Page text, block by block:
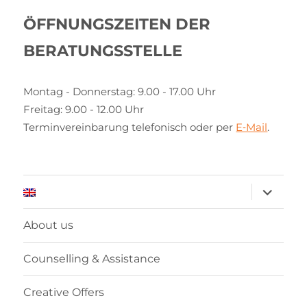
ÖFFNUNGSZEITEN DER
BERATUNGSSTELLE
Montag - Donnerstag: 9.00 - 17.00 Uhr
Freitag: 9.00 - 12.00 Uhr
Terminvereinbarung telefonisch oder per E‑Mail.
expand
child
menu
About us
Counselling & Assistance
Creative Offers